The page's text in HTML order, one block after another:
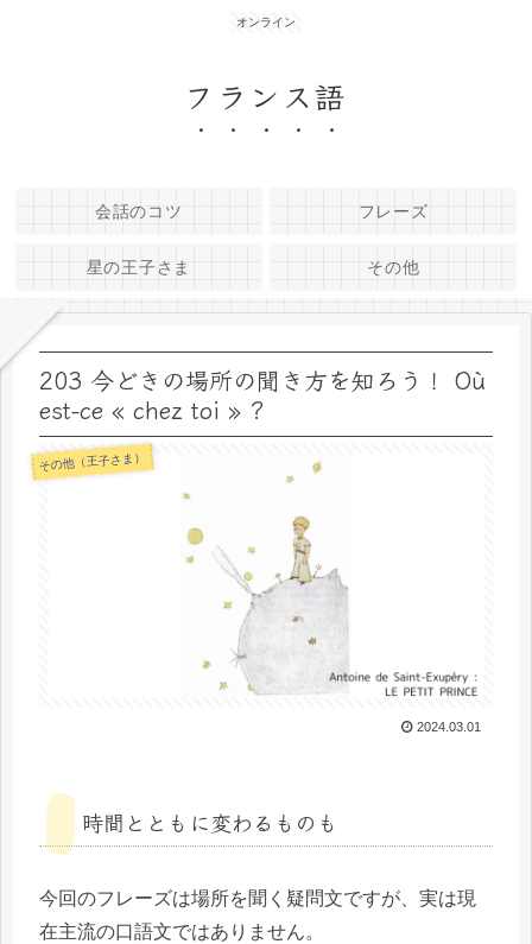
オンライン
フランス語
会話のコツ フレーズ
星の王子さま その他
203 今どきの場所の聞き方を知ろう！ Où
est-ce « chez toi » ?
その他（王子さま）
2024.03.01
時間とともに変わるものも
今回のフレーズは場所を聞く疑問文ですが、実は現
在主流の口語文ではありません。